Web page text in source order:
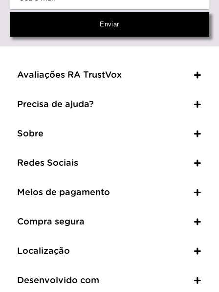
Avaliações RA TrustVox
Precisa de ajuda?
Sobre
Redes Sociais
Meios de pagamento
Compra segura
Localização
Desenvolvido com